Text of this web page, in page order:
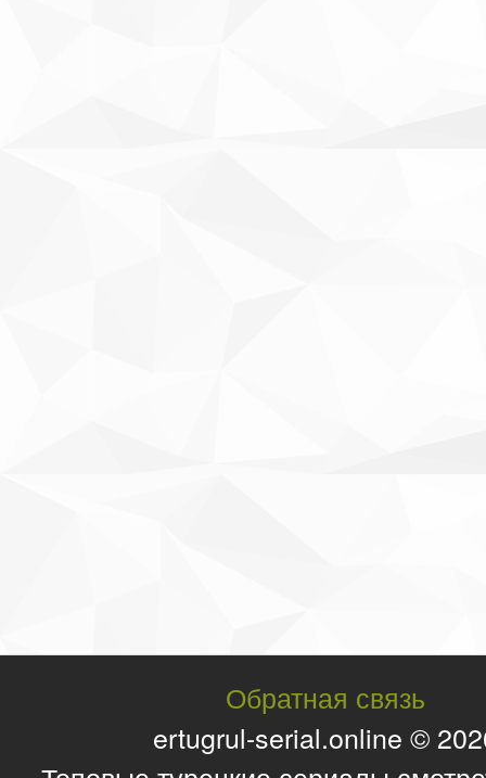
Обратная связь
ertugrul-serial.online ©